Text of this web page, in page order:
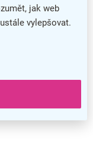
jak web
vylepšovat.